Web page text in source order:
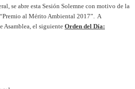
se abre esta Sesión Solemne con motivo de la
al Mérito Ambiental 2017”. A
Asamblea, el siguiente Orden del Día: